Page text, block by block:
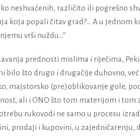
neshvaćenih, različito ili pogrešno
koja popali čitav grad?... A u jednom
vrši nuždu...’’
prednosti mislima i riječima, Pekić
bilo što drugo i drugačije duhovno,
majstorsko (pre)oblikovanje gole,
ali i ONO što tom materijom i tom
rukovodi ne samo u procesu
prodaji i kupovini, u zajedničarenju,